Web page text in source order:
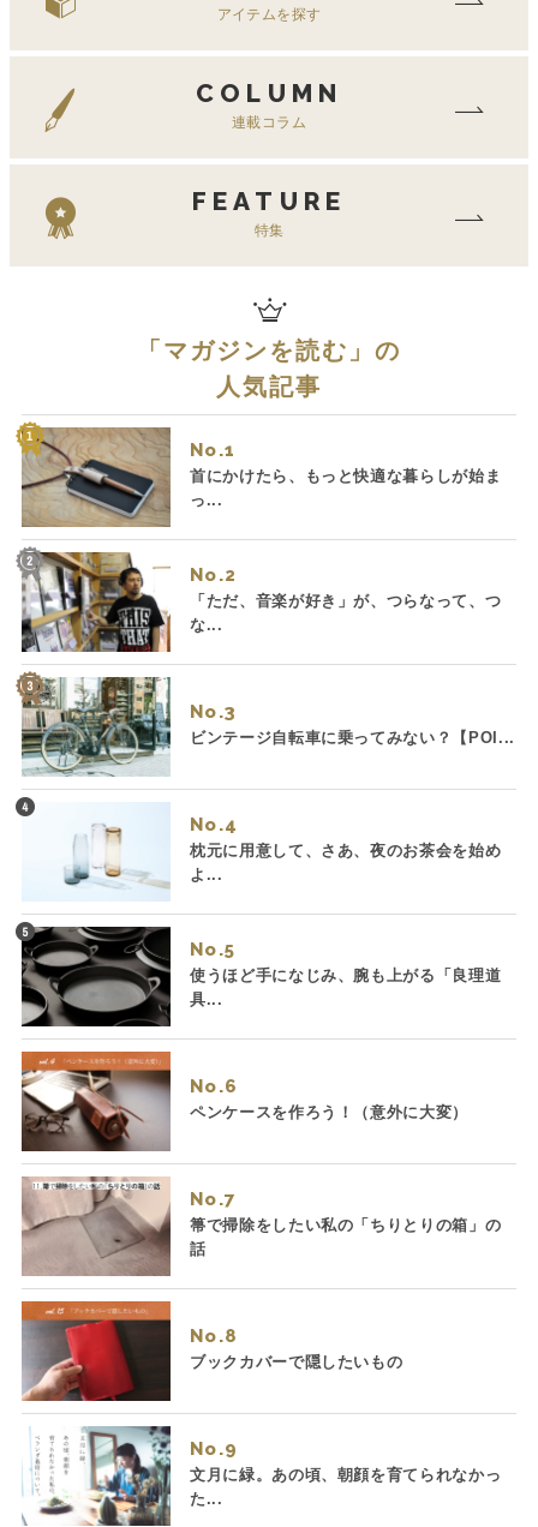
アイテムを探す
COLUMN
連載コラム
FEATURE
特集
「 マガジンを読む 」の
人気記事
No.
首にかけたら、もっと快適な暮らしが始ま
っ...
No.
「ただ、音楽が好き」が、つらなって、つ
な...
No.
ビンテージ自転車に乗ってみない？【POI...
No.
枕元に用意して、さあ、夜のお茶会を始め
よ...
No.
使うほど手になじみ、腕も上がる「良理道
具...
No.
ペンケースを作ろう！（意外に大変）
No.
箒で掃除をしたい私の「ちりとりの箱」の
話
No.
ブックカバーで隠したいもの
No.
文月に緑。あの頃、朝顔を育てられなかっ
た...